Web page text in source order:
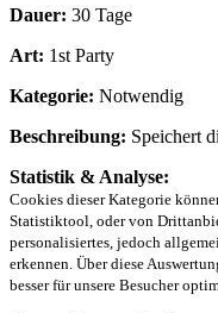
Dauer: 30 Tage
Art: 1st Party
Kategorie: Notwendig
Beschreibung: Speichert
Statistik & Analyse:
Cookies dieser Kategorie
Statistiktool, oder von
personalisiertes, jedoch
erkennen. Über diese
besser für unsere Besucher